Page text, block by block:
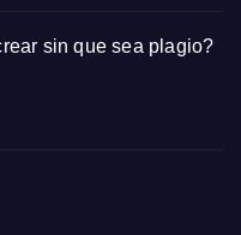
sin que sea plagio?